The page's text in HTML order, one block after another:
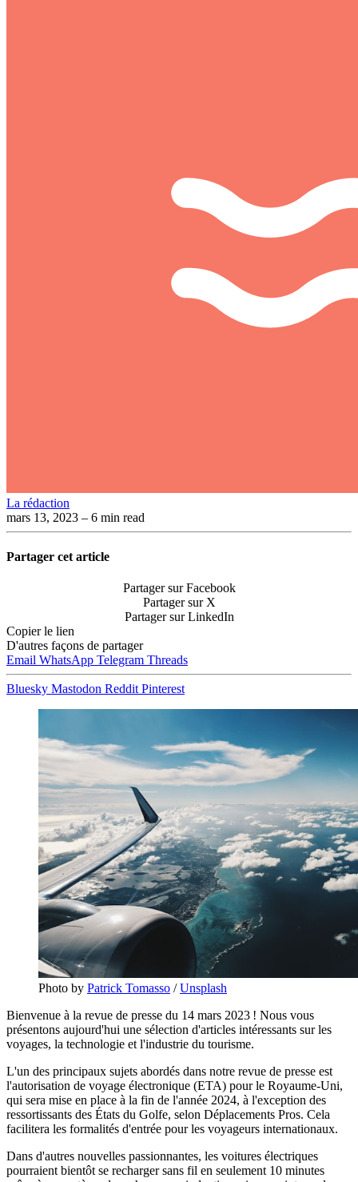
La rédaction
mars 13, 2023 – 6 min read
Partager cet article
Partager sur Facebook
Partager sur X
Partager sur LinkedIn
Copier le lien
D'autres façons de partager
Email WhatsApp Telegram Threads
Bluesky Mastodon Reddit Pinterest
Photo by Patrick Tomasso /Unsplash
Bienvenue à la revue de presse du 14 mars 2023 ! Nous vous
présentons aujourd'hui une sélection d'articles intéressants sur les
voyages, la technologie et l'industrie du tourisme.
L'un des principaux sujets abordés dans notre revue de presse est
l'autorisation de voyage électronique (ETA) pour le Royaume-Uni,
qui sera mise en place à la fin de l'année 2024, à l'exception des
ressortissants des États du Golfe, selon Déplacements Pros. Cela
facilitera les formalités d'entrée pour les voyageurs internationaux.
Dans d'autres nouvelles passionnantes, les voitures électriques
pourraient bientôt se recharger sans fil en seulement 10 minutes